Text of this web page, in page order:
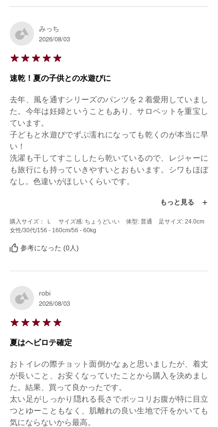
みっち
2026/08/03
速乾！夏の子供との水遊びに
去年、風を通すシリーズのパンツを２着愛用していまし
た。今年は妊婦ということもあり、サロペットを重宝し
ています。
子どもと水遊びでずぶ濡れになっても乾くのが本当に早
い！
洗濯も干してすこししたら乾いているので、レジャーに
も旅行にも持っていきやすいとおもいます。シワもほぼ
なし。色違いがほしいくらいです。
もっと見る
購入サイズ： Ｌ サイズ感: ちょうどいい 体型: 普通
足サイズ: 24.0cm
女性/30代/156 - 160cm/56 - 60kg
参考になった (0人)
robi
2026/08/03
夏はヘビロテ確定
おトイレの際チョット面倒かなぁと思いましたが、着丈
が長いこと、お安くなっていたことから購入を決めまし
た。結果、買って良かったです。
太い足がしっかり隠れる長さでポッコリお腹が特に目立
つとゆーこともなく、肌離れの良い生地で汗をかいても
気にならないから最高。